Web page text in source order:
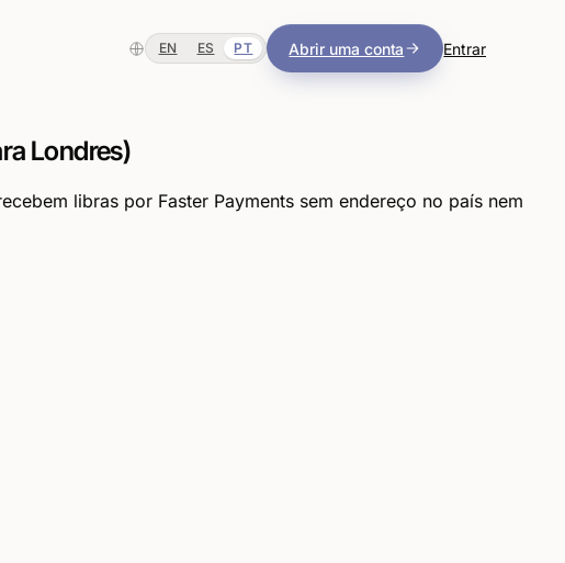
EN ES PT Abrir uma conta Entrar
Londres)
libras por Faster Payments sem endereço no país nem